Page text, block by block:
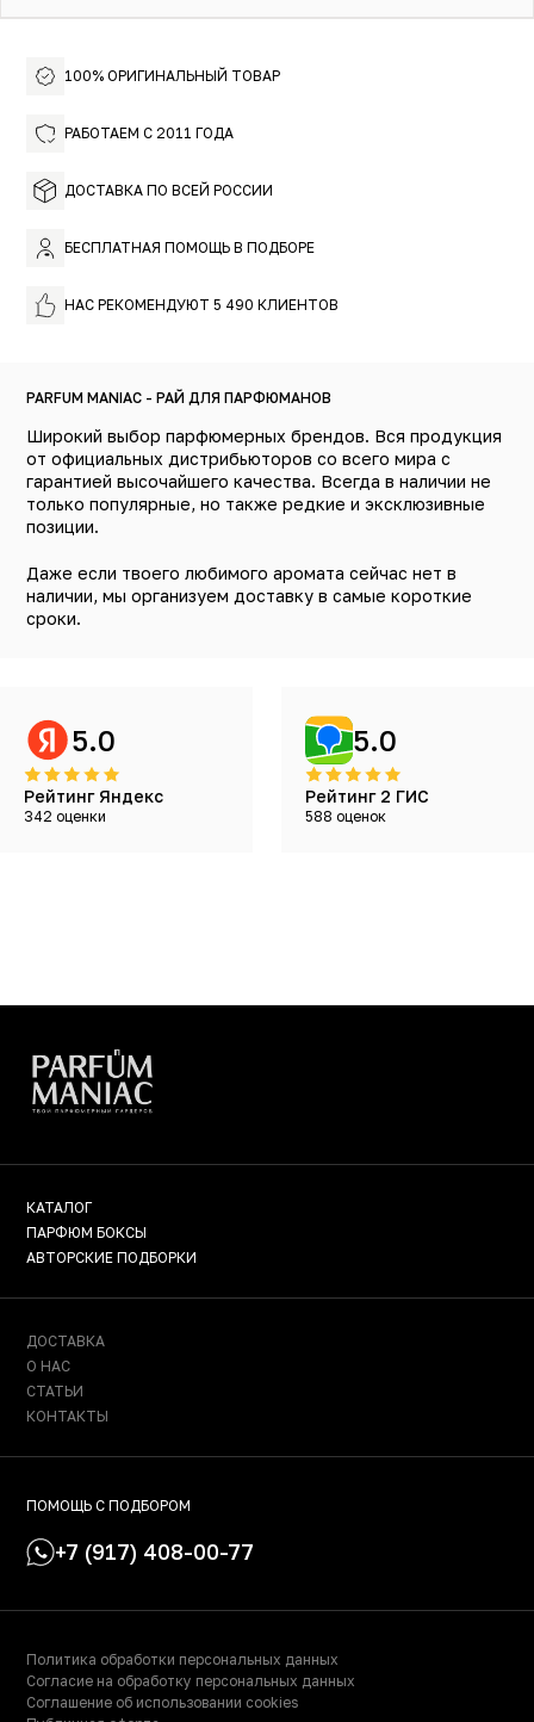
100% ОРИГИНАЛЬНЫЙ ТОВАР
РАБОТАЕМ С 2011 ГОДА
ДОСТАВКА ПО ВСЕЙ РОССИИ
БЕСПЛАТНАЯ ПОМОЩЬ В ПОДБОРЕ
НАС РЕКОМЕНДУЮТ 5 490 КЛИЕНТОВ
PARFUM MANIAC - РАЙ ДЛЯ ПАРФЮМАНОВ
Широкий выбор парфюмерных брендов. Вся продукция
от официальных дистрибьюторов со всего мира с
гарантией высочайшего качества. Всегда в наличии не
только популярные, но также редкие и эксклюзивные
позиции.
Даже если твоего любимого аромата сейчас нет в
наличии, мы организуем доставку в самые короткие
сроки.
5.0
Рейтинг Яндекс
342 оценки
5.0
Рейтинг 2 ГИС
588 оценок
КАТАЛОГ
ПАРФЮМ БОКСЫ
АВТОРСКИЕ ПОДБОРКИ
ДОСТАВКА
О НАС
СТАТЬИ
КОНТАКТЫ
ПОМОЩЬ С ПОДБОРОМ
+7 (917) 408-00-77
Политика обработки персональных данных
Согласие на обработку персональных данных
Соглашение об использовании cookies